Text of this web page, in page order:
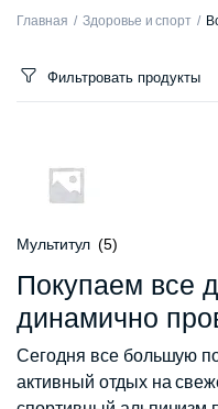
Главная Здоровье и спорт
Фильтровать продукты
Мультитул (5)
Покупаем все
динамично
Сегодня все большую
активный отдых на